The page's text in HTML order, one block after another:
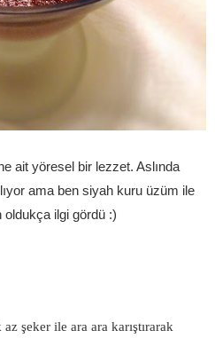
ait yöresel bir lezzet. Aslında
ama ben siyah kuru üzüm ile
oldukça ilgi gördü :)
şeker ile ara ara karıştırarak